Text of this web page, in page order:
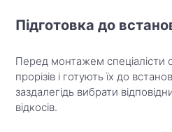
Підготовка до
Перед монтажем спеціалісти
прорізів і готують їх до
заздалегідь вибрати
відкосів.